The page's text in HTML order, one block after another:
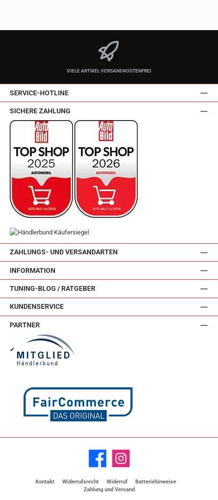
VIELE ARTIKEL VERSANDKOSTENFREI
SERVICE-HOTLINE
ZAHLUNGS- UND VERSANDARTEN
INFORMATION
TUNING-BLOG / RATGEBER
KUNDENSERVICE
SICHERE ZAHLUNG
PARTNER
✔
Facebook Instagram
Kontakt Widerrufsrecht Widerruf
Batteriehinweise
Zahlung und Versand